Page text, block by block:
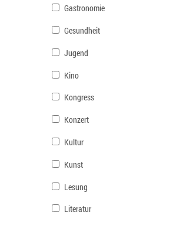
Gastronomie
Gesundheit
Jugend
Kino
Kongress
Konzert
Kultur
Kunst
Lesung
Literatur